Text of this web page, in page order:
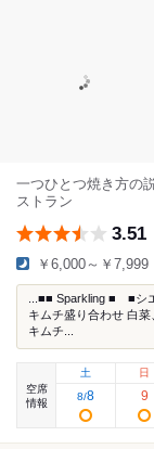
一つひとつ焼き方の
ストラン
3.51
￥6,000～￥7,999
...■■ Sparkling ■ ■シ
キムチ盛り合わせ 白菜
キムチ...
空席
情報
土
8/8
日
9